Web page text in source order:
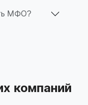
МФО?
компаний